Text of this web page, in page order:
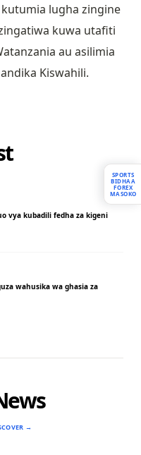
lugha zingine
kuwa utafiti
au asilimia
Kiswahili.
vya kubadili fedha za kigeni
wahusika wa ghasia za
→
SPORTS
BIDHAA
FOREX
MASOKO